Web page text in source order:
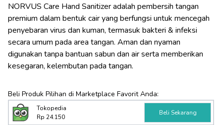
NORVUS Care Hand Sanitizer adalah pembersih tangan
premium dalam bentuk cair yang berfungsi untuk mencegah
penyebaran virus dan kuman, termasuk bakteri & infeksi
secara umum pada area tangan. Aman dan nyaman
digunakan tanpa bantuan sabun dan air serta memberikan
kesegaran, kelembutan pada tangan.
Beli Produk Pilihan di Marketplace Favorit Anda:
Tokopedia
Rp 24.150
Beli Sekarang